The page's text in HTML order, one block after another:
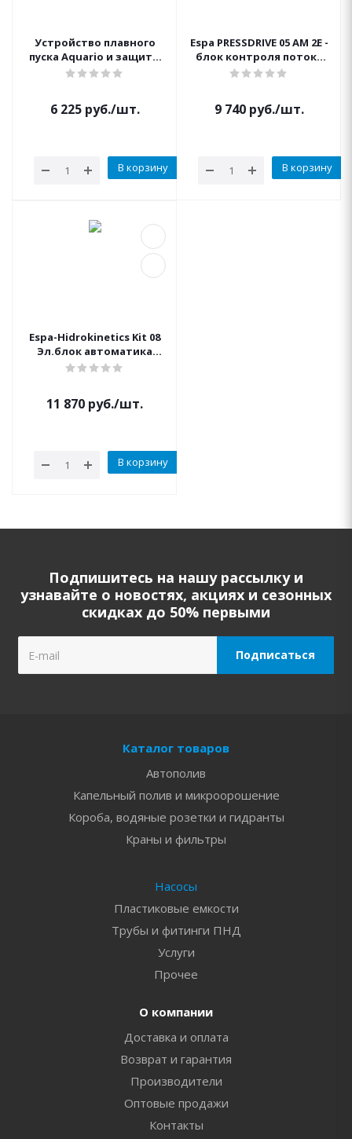
Устройство плавного
пуска Aquario и защиты
Акварио SSP(m)-3.0-1 до 3
6 225руб./шт.
В корзину
Espa PRESSDRIVE 05 AM 2E -
блок контроля потока
230 50/60 (вертикальное
9 740руб./шт.
В корзину
Espa-Hidrokinetics Kit 08
Эл.блок автоматика
контроля потока
11 870 руб./шт.
В корзину
Подпишитесь на нашу рассылку и
узнавайте о новостях, акциях и сезонных
скидках до 50% первыми
Каталог товаров
Автополив
Капельный полив и микроорошение
Короба, водяные розетки и гидранты
Краны и фильтры
Насосы
Пластиковые емкости
Трубы и фитинги ПНД
Услуги
Прочее
О компании
Доставка и оплата
Возврат и гарантия
Производители
Оптовые продажи
Контакты